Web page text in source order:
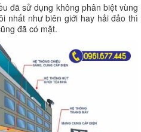
đã sử dụng không phân biệt vùng
nhất như biên giới hay hải đảo thì
đã có mặt.